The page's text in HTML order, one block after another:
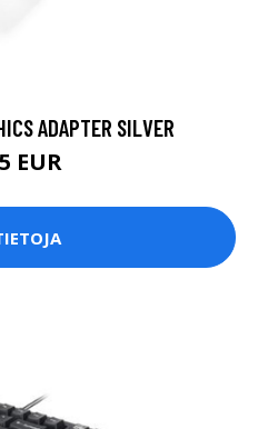
ADAPTER SILVER
EUR